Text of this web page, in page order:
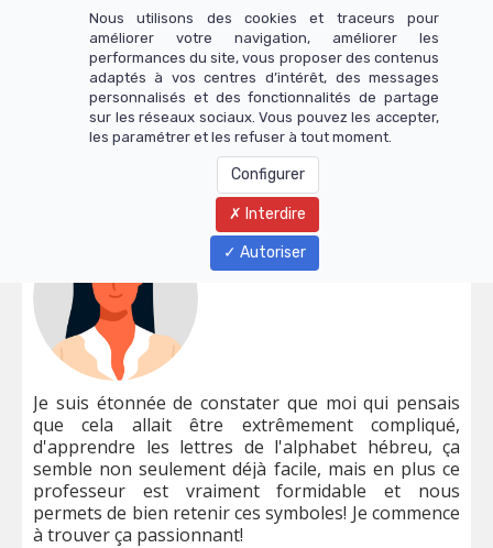
Les témoignages de nos
apprenants
Je suis étonnée de constater que moi qui pensais
que cela allait être extrêmement compliqué,
d'apprendre les lettres de l'alphabet hébreu, ça
semble non seulement déjà facile, mais en plus ce
professeur est vraiment formidable et nous
permets de bien retenir ces symboles! Je commence
à trouver ça passionnant!
Nous utilisons des cookies et traceurs pour
améliorer votre navigation, améliorer les
performances du site, vous proposer des contenus
adaptés à vos centres d’intérêt, des messages
personnalisés et des fonctionnalités de partage
sur les réseaux sociaux. Vous pouvez les accepter,
les paramétrer et les refuser à tout moment.
Configurer
Interdire
Autoriser